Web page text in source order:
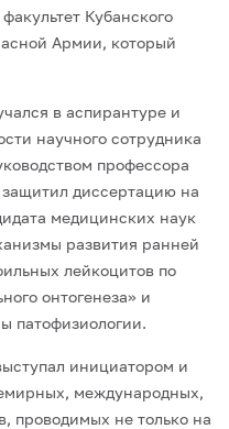
Кубанского
Армии, который
в аспирантуре и
научного сотрудника
профес­сора
защитил диссертацию на
медицинских наук
развития ранней
лейкоцитов по
онтогенеза» и
патофизиологии.
инициатором и
международных,
проводимых не только на